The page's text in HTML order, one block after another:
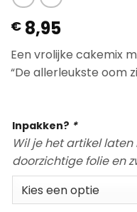
€ 8,95
Een vrolijke cakemix
“De allerleukste oom
Inpakken? *
Wil je het artikel
doorzichtige folie en